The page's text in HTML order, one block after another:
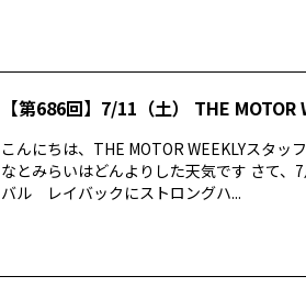
【第686回】7/11（土） THE MOTOR
こんにちは、THE MOTOR WEEKLYスタ
なとみらいはどんよりした天気です さて
バル レイバックにストロングハ...